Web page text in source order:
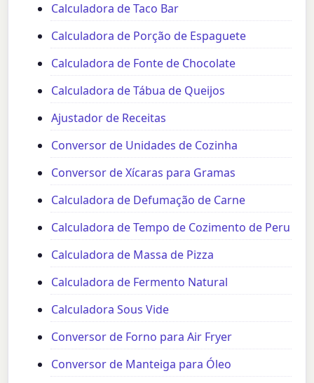
Calculadora de Taco Bar
Calculadora de Porção de Espaguete
Calculadora de Fonte de Chocolate
Calculadora de Tábua de Queijos
Ajustador de Receitas
Conversor de Unidades de Cozinha
Conversor de Xícaras para Gramas
Calculadora de Defumação de Carne
Calculadora de Tempo de Cozimento de Peru
Calculadora de Massa de Pizza
Calculadora de Fermento Natural
Calculadora Sous Vide
Conversor de Forno para Air Fryer
Conversor de Manteiga para Óleo